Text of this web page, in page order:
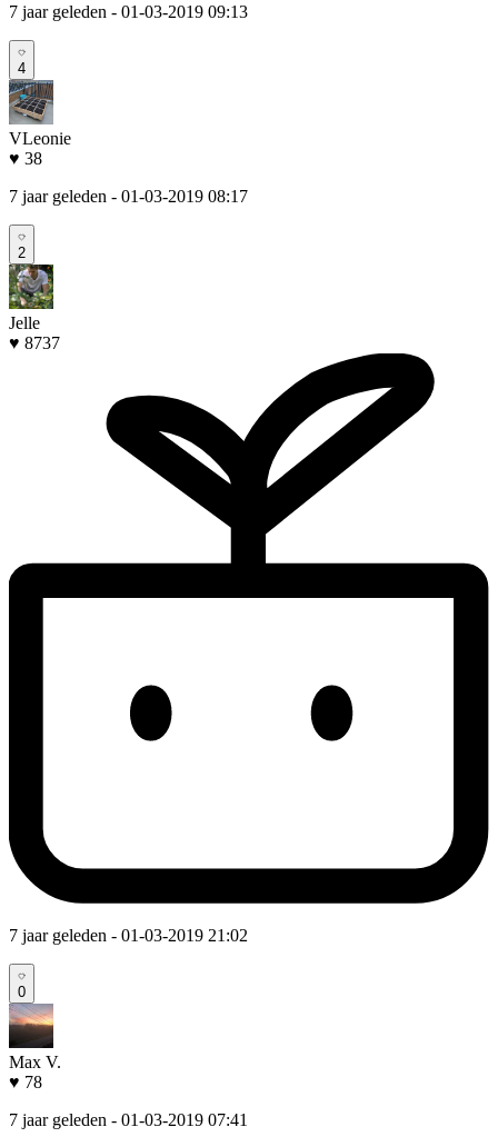
7 jaar geleden - 01-03-2019 09:13
4
VLeonie
♥ 38
7 jaar geleden - 01-03-2019 08:17
2
Jelle
♥ 8737
7 jaar geleden - 01-03-2019 21:02
0
Max V.
♥ 78
7 jaar geleden - 01-03-2019 07:41